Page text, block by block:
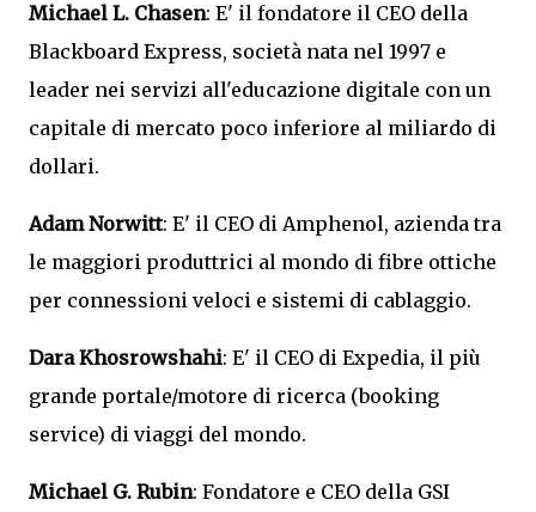
Michael L. Chasen: E' il fondatore il CEO della
Blackboard Express, società nata nel 1997 e
leader nei servizi all'educazione digitale con un
capitale di mercato poco inferiore al miliardo di
dollari.
Adam Norwitt: E' il CEO di Amphenol, azienda tra
le maggiori produttrici al mondo di fibre ottiche
per connessioni veloci e sistemi di cablaggio.
Dara Khosrowshahi: E' il CEO di Expedia, il più
grande portale/motore di ricerca (booking
service) di viaggi del mondo.
Michael G. Rubin: Fondatore e CEO della GSI